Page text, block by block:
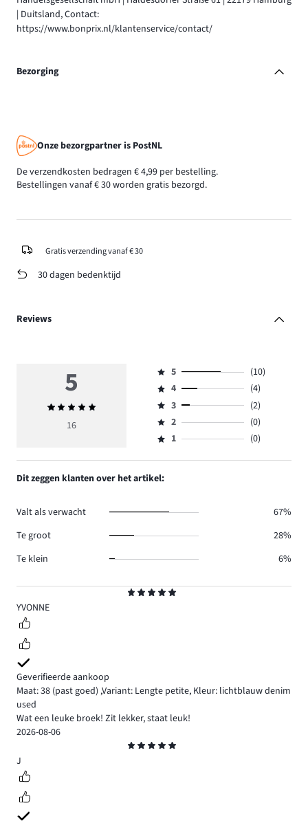
| Duitsland, Contact:
https://www.bonprix.nl/klantenservice/contact/
Bezorging
Onze bezorgpartner is PostNL
De verzendkosten bedragen € 4,99 per bestelling.
Bestellingen vanaf € 30 worden gratis bezorgd.
Gratis verzending vanaf € 30
30 dagen bedenktijd
Reviews
5
YVONNE
Geverifieerde aankoop
Maat: 38 (past goed) ,Variant: Lengte petite, Kleur: lichtblauw denim
used
Wat een leuke broek! Zit lekker, staat leuk!
2026-08-06
5
J
5
Gemiddelde
beoordeling
16
Beoordeling
5,
aantal
reviews
10.
5
(10)
Beoordeling
4,
aantal
reviews
4
(4)
Beoordeling
3,
aantal
3
(2)
Beoordeling
2,
0.
2
(0)
Beoordeling
1,
aantal
reviews
1 (0)
Dit zeggen klanten over het artikel:
Valt als verwacht
67%
Te groot
28%
Te klein
6%